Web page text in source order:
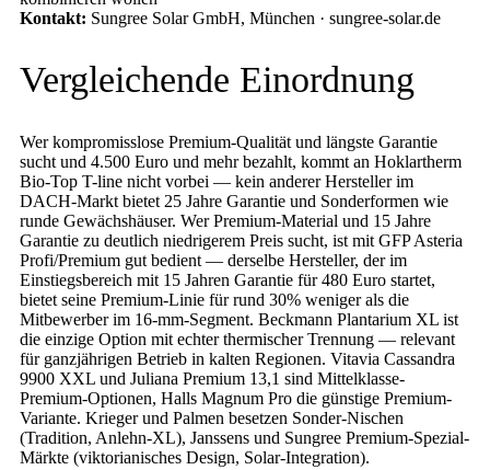
Kontakt: Sungree Solar GmbH, München · sungree-solar.de
Vergleichende Einordnung
Wer kompromisslose Premium-Qualität und längste Garantie
sucht und 4.500 Euro und mehr bezahlt, kommt an Hoklartherm
Bio-Top T-line nicht vorbei — kein anderer Hersteller im
DACH-Markt bietet 25 Jahre Garantie und Sonderformen wie
runde Gewächshäuser. Wer Premium-Material und 15 Jahre
Garantie zu deutlich niedrigerem Preis sucht, ist mit GFP Asteria
Profi/Premium gut bedient — derselbe Hersteller, der im
Einstiegsbereich mit 15 Jahren Garantie für 480 Euro startet,
bietet seine Premium-Linie für rund 30% weniger als die
Mitbewerber im 16-mm-Segment. Beckmann Plantarium XL ist
die einzige Option mit echter thermischer Trennung — relevant
für ganzjährigen Betrieb in kalten Regionen. Vitavia Cassandra
9900 XXL und Juliana Premium 13,1 sind Mittelklasse-
Premium-Optionen, Halls Magnum Pro die günstige Premium-
Variante. Krieger und Palmen besetzen Sonder-Nischen
(Tradition, Anlehn-XL), Janssens und Sungree Premium-Spezial-
Märkte (viktorianisches Design, Solar-Integration).